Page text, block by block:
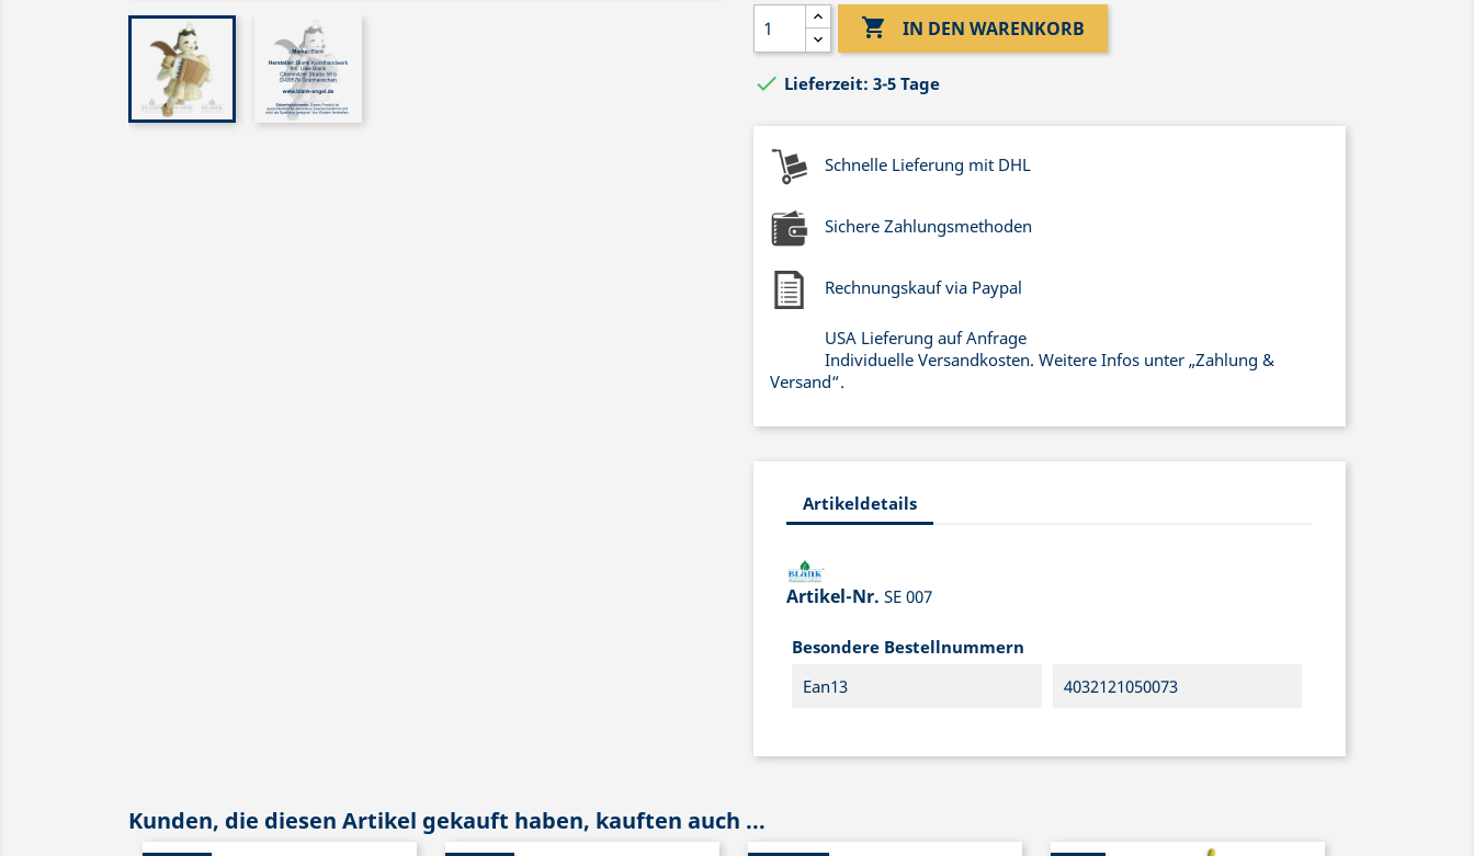
 IN DEN WARENKORB
 Lieferzeit: 3-5 Tage
Schnelle Lieferung mit DHL
Sichere Zahlungsmethoden
Rechnungskauf via Paypal
USA Lieferung auf Anfrage
Individuelle Versandkosten. Weitere Infos unter „Zahlung &
Versand“.
Artikeldetails
Artikel-Nr. SE 007
Besondere Bestellnummern
Ean13
4032121050073
Kunden, die diesen Artikel gekauft haben, kauften auch ...